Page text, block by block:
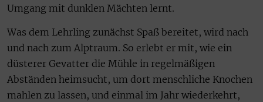
Umgang mit dunklen Mächten lernt.
Was dem Lehrling zunächst Spaß bereitet, wird nach
und nach zum Alptraum. So erlebt er mit, wie ein
düsterer Gevatter die Mühle in regelmäßigen
Abständen heimsucht, um dort menschliche Knochen
mahlen zu lassen, und einmal im Jahr wiederkehrt,